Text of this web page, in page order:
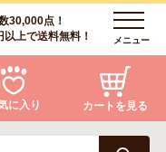
30,000点！
以上で送料無料！
メニュー
に入り カートを見る